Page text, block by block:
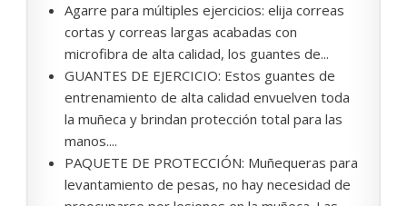
Agarre para múltiples ejercicios: elija correas
cortas y correas largas acabadas con
microfibra de alta calidad, los guantes de...
GUANTES DE EJERCICIO: Estos guantes de
entrenamiento de alta calidad envuelven toda
la muñeca y brindan protección total para las
manos....
PAQUETE DE PROTECCIÓN: Muñequeras para
levantamiento de pesas, no hay necesidad de